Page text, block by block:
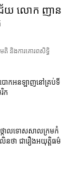
នជ័យ លោក ញាន
និង​ការគោរព​សិទ្ធិ
ឆបោក​អនឡាញ​នៅ​គ្រប់​ទី
ក
កោលទោស​សាលក្រម​កំ
ន​ថា ជា​រឿង​អយុត្តិធម៌